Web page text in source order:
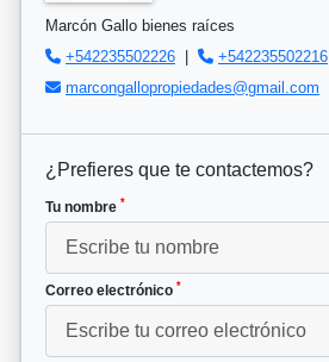
Marcón Gallo bienes raíces
+542235502226 |
+542235502216
marcongallopropiedades@gmail.com
¿Prefieres que te contactemos?
Tu nombre *
Correo electrónico *